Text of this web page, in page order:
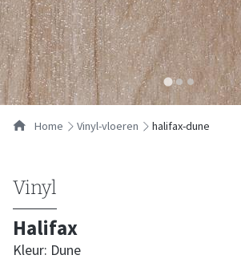
Home
vinyl-vloeren halifax-dune
Vinyl
Halifax
Kleur: Dune